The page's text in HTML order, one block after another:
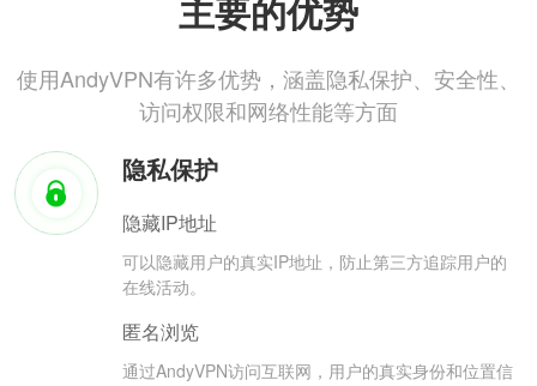
主要的优势
使用AndyVPN有许多优势，涵盖隐私保护、安全性、
访问权限和网络性能等方面
隐私保护
隐藏IP地址
可以隐藏用户的真实IP地址，防止第三方追踪用户的
在线活动。
匿名浏览
通过AndyVPN访问互联网，用户的真实身份和位置信